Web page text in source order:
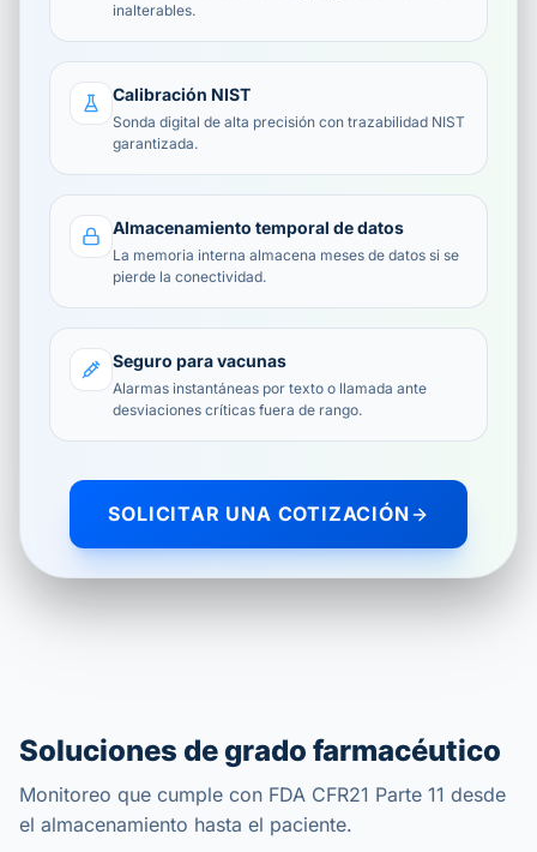
inalterables.
Calibración NIST
Sonda digital de alta precisión con trazabilidad NIST
garantizada.
Almacenamiento temporal de datos
La memoria interna almacena meses de datos si se
pierde la conectividad.
Seguro para vacunas
Alarmas instantáneas por texto o llamada ante
desviaciones críticas fuera de rango.
SOLICITAR UNA COTIZACIÓN
Soluciones de grado farmacéutico
Monitoreo que cumple con FDA CFR21 Parte 11 desde
el almacenamiento hasta el paciente.